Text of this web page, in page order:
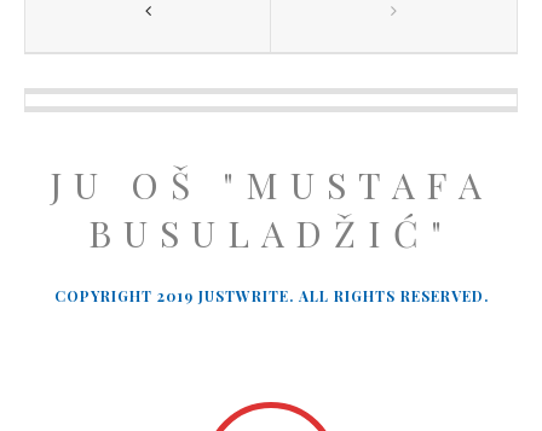
JU OŠ "MUSTAFA
BUSULADŽIĆ"
COPYRIGHT 2019 JUSTWRITE. ALL RIGHTS RESERVED.